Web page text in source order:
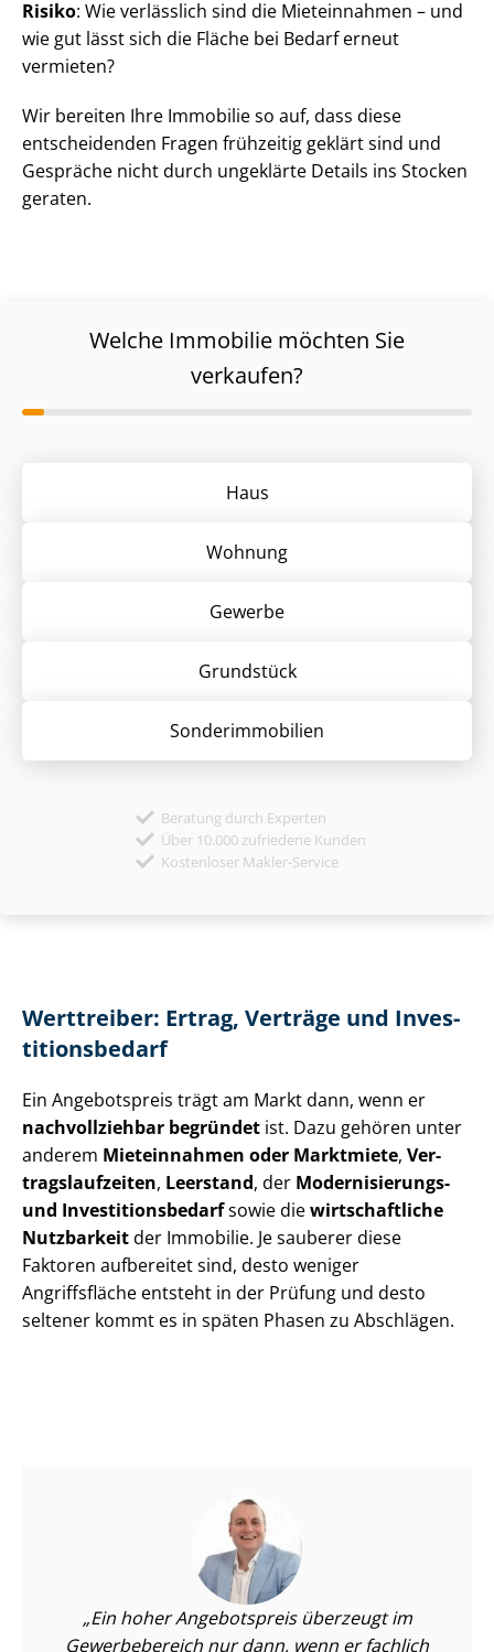
Risiko: Wie verlässlich sind die Mieteinnahmen – und
wie gut lässt sich die Fläche bei Bedarf erneut
vermieten?
Wir bereiten Ihre Immobilie so auf, dass diese
entscheidenden Fragen frühzeitig geklärt sind und
Gespräche nicht durch ungeklärte Details ins Stocken
geraten.
Welche Immobilie möchten Sie
verkaufen?
Haus
Wohnung
Gewerbe
Grund­stück
Sonder­immobilien
Beratung durch Experten
Über 10.000 zufriedene Kunden
Kostenloser Makler-Service
Werttreiber: Ertrag, Verträge und In­ves­
ti­ti­ons­be­darf
Ein Angebotspreis trägt am Markt dann, wenn er
nachvollziehbar begründet ist. Dazu gehören unter
anderem Mieteinnahmen oder Marktmiete, Ver­
trags­lauf­zei­ten, Leerstand, der Modernisierungs-
und In­ves­ti­ti­ons­be­darfsowie diewirtschaftliche
Nutzbarkeitder Immobilie. Je sauberer diese
Faktoren aufbereitet sind, desto weniger
Angriffsfläche entsteht in der Prüfung und desto
seltener kommt es in späten Phasen zu Abschlägen.
Ein hoher Angebotspreis überzeugt im
Gewerbebereich nur dann, wenn er fachlich